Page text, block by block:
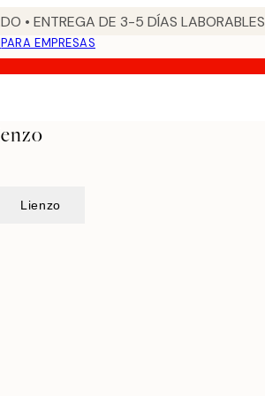
• ENTREGA DE 3-5 DÍAS LABORABLES
PARA EMPRESAS
Lienzo